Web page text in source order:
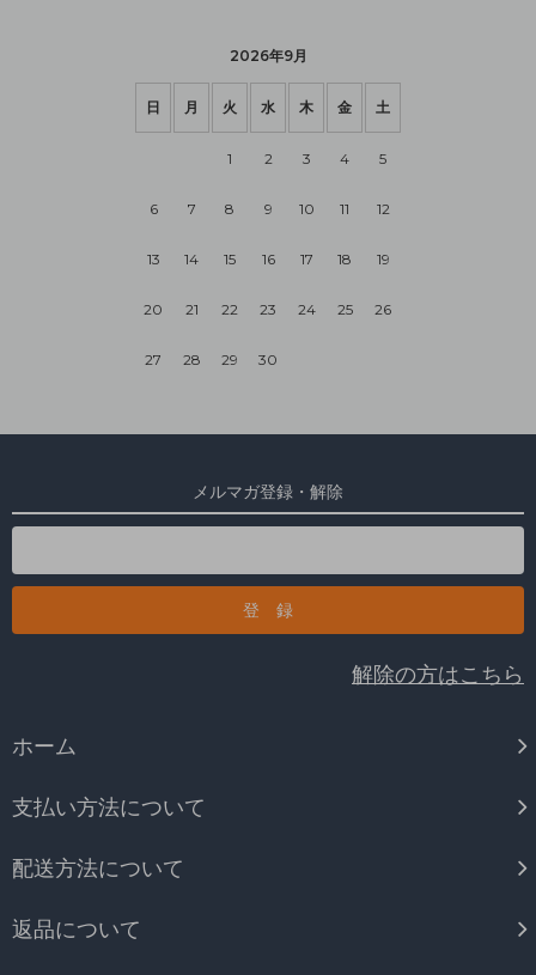
2026年9月
日 月 火 水 木 金 土
1 2 3 4 5
6 7 8 9 10 11 12
13 14 15 16 17 18 19
20 21 22 23 24 25 26
27 28 29 30
メルマガ登録・解除
解除の方はこちら
ホーム
支払い方法について
配送方法について
返品について